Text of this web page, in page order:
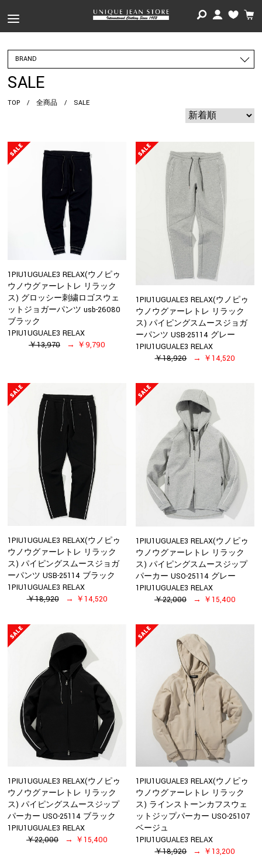
BRAND
SALE
TOP / 全商品 / SALE
1PIU1UGUALE3 RELAX(ウノピゥ
ウノウグァーレトレ リラック
ス) グロッシー刺繍ロゴスウェ
ットジョガーパンツ usb-26080
ブラック
1PIU1UGUALE3 RELAX
￥13,970
￥9,790
1PIU1UGUALE3 RELAX(ウノピゥ
ウノウグァーレトレ リラック
ス) パイピングスムースジョガ
ーパンツ USB-25114 グレー
1PIU1UGUALE3 RELAX
￥18,920
￥14,520
1PIU1UGUALE3 RELAX(ウノピゥ
ウノウグァーレトレ リラック
ス) パイピングスムースジョガ
ーパンツ USB-25114 ブラック
1PIU1UGUALE3 RELAX
￥18,920
￥14,520
1PIU1UGUALE3 RELAX(ウノピゥ
ウノウグァーレトレ リラック
ス) パイピングスムースジップ
パーカー USO-25114 グレー
1PIU1UGUALE3 RELAX
￥22,000
￥15,400
1PIU1UGUALE3 RELAX(ウノピゥ
ウノウグァーレトレ リラック
ス) パイピングスムースジップ
パーカー USO-25114 ブラック
1PIU1UGUALE3 RELAX
￥22,000
￥15,400
1PIU1UGUALE3 RELAX(ウノピゥ
ウノウグァーレトレ リラック
ス) ラインストーンカフスウェ
ットジップパーカー USO-25107
ベージュ
1PIU1UGUALE3 RELAX
￥18,920
￥13,200